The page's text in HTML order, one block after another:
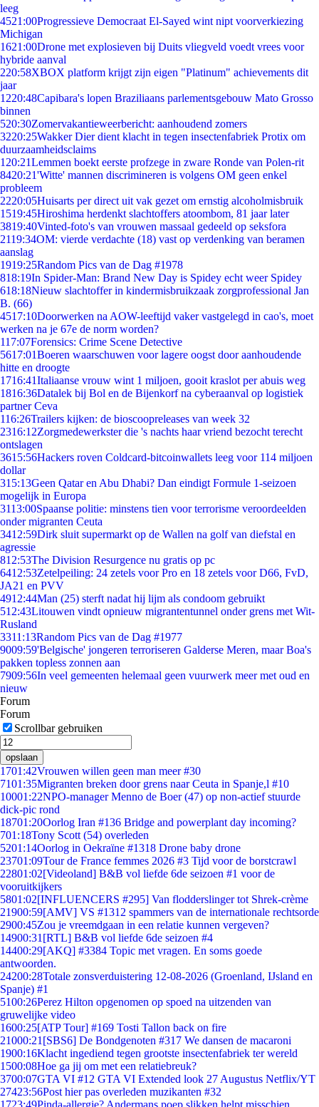
leeg
4521:00Progressieve Democraat El-Sayed wint nipt voorverkiezing
Michigan
1621:00Drone met explosieven bij Duits vliegveld voedt vrees voor
hybride aanval
220:58XBOX platform krijgt zijn eigen "Platinum" achievements dit
jaar
1220:48Capibara's lopen Braziliaans parlementsgebouw Mato Grosso
binnen
520:30Zomervakantieweerbericht: aanhoudend zomers
3220:25Wakker Dier dient klacht in tegen insectenfabriek Protix om
duurzaamheidsclaims
1 20:21Lemmen boekt eerste profzege in zware Ronde van Polen-rit
8420:21'Witte' mannen discrimineren is volgens OM geen enkel
probleem
2220:05Huisarts per direct uit vak gezet om ernstig alcoholmisbruik
1519:45Hiroshima herdenkt slachtoffers atoombom, 81 jaar later
3819:40Vinted-foto's van vrouwen massaal gedeeld op seksfora
2119:34OM: vierde verdachte (18) vast op verdenking van beramen
aanslag
1919:25Random Pics van de Dag #1978
818:19In Spider-Man: Brand New Day is Spidey echt weer Spidey
618:18Nieuw slachtoffer in kindermisbruikzaak zorgprofessional Jan
B. (66)
4517:10Doorwerken na AOW-leeftijd vaker vastgelegd in cao's, moet
werken na je 67e de norm worden?
117:07Forensics: Crime Scene Detective
5617:01Boeren waarschuwen voor lagere oogst door aanhoudende
hitte en droogte
1716:41Italiaanse vrouw wint 1 miljoen, gooit kraslot per abuis weg
1816:36Datalek bij Bol en de Bijenkorf na cyberaanval op logistiek
partner Ceva
116:26Trailers kijken: de bioscoopreleases van week 32
2316:12Zorgmedewerkster die 's nachts haar vriend bezocht terecht
ontslagen
3615:56Hackers roven Coldcard-bitcoinwallets leeg voor 114 miljoen
dollar
315:13Geen Qatar en Abu Dhabi? Dan eindigt Formule 1-seizoen
mogelijk in Europa
3113:00Spaanse politie: minstens tien voor terrorisme veroordeelden
onder migranten Ceuta
3412:59Dirk sluit supermarkt op de Wallen na golf van diefstal en
agressie
812:53The Division Resurgence nu gratis op pc
6412:53Zetelpeiling: 24 zetels voor Pro en 18 zetels voor D66, FvD,
JA21 en PVV
4912:44Man (25) sterft nadat hij lijm als condoom gebruikt
512:43Litouwen vindt opnieuw migrantentunnel onder grens met Wit-
Rusland
3311:13Random Pics van de Dag #1977
9009:59'Belgische' jongeren terroriseren Galderse Meren, maar Boa's
pakken topless zonnen aan
7909:56In veel gemeenten helemaal geen vuurwerk meer met oud en
nieuw
Forum
Forum
Scrollbar gebruiken
opslaan
1701:42Vrouwen willen geen man meer #30
7101:35Migranten breken door grens naar Ceuta in Spanje,l #10
10001:22NPO-manager Menno de Boer (47) op non-actief stuurde
dick-pic rond
18701:20Oorlog Iran #136 Bridge and powerplant day incoming?
701:18Tony Scott (54) overleden
5201:14Oorlog in Oekraïne #1318 Drone baby drone
23701:09Tour de France femmes 2026 #3 Tijd voor de borstcrawl
22801:02[Videoland] B&B vol liefde 6de seizoen #1 voor de
vooruitkijkers
5801:02[INFLUENCERS #295] Van flodderslinger tot Shrek-crème
21900:59[AMV] VS #1312 spammers van de internationale rechtsorde
2900:45Zou je vreemdgaan in een relatie kunnen vergeven?
14900:31 [RTL] B&B vol liefde 6de seizoen #4
14400:29[AKQ] #3384 Topic met vragen. En soms goede
antwoorden.
24200:28Totale zonsverduistering 12-08-2026 (Groenland, IJsland en
Spanje) #1
5100:26Perez Hilton opgenomen op spoed na uitzenden van
gruwelijke video
1600:25[ATP Tour] #169 Tosti Tallon back on fire
21000:21 [SBS6] De Bondgenoten #317 We dansen de macaroni
1900:16Klacht ingediend tegen grootste insectenfabriek ter wereld
1500:08Hoe ga jij om met een relatiebreuk?
3700:07GTA VI #12 GTA VI Extended look 27 Augustus Netflix/YT
27423:56Post hier pas overleden muzikanten #32
1723:49Pinda-allergie? Andermans poep slikken helpt misschien